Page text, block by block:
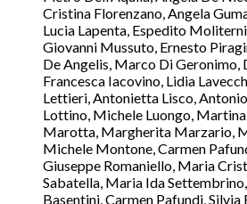
Cristina Florenzano, Angela
Lucia Lapenta, Espedito
Giovanni Mussuto, Ernesto
De Angelis, Marco Di Geronimo,
Francesca Iacovino, Lidia
Lettieri, Antonietta Lisco,
Lottino, Michele Luongo,
Marotta, Margherita Marzario,
Michele Montone, Carmen
Giuseppe Romaniello, Maria
Sabatella, Maria Ida
Basentini, Carmen Pafundi, Silvia